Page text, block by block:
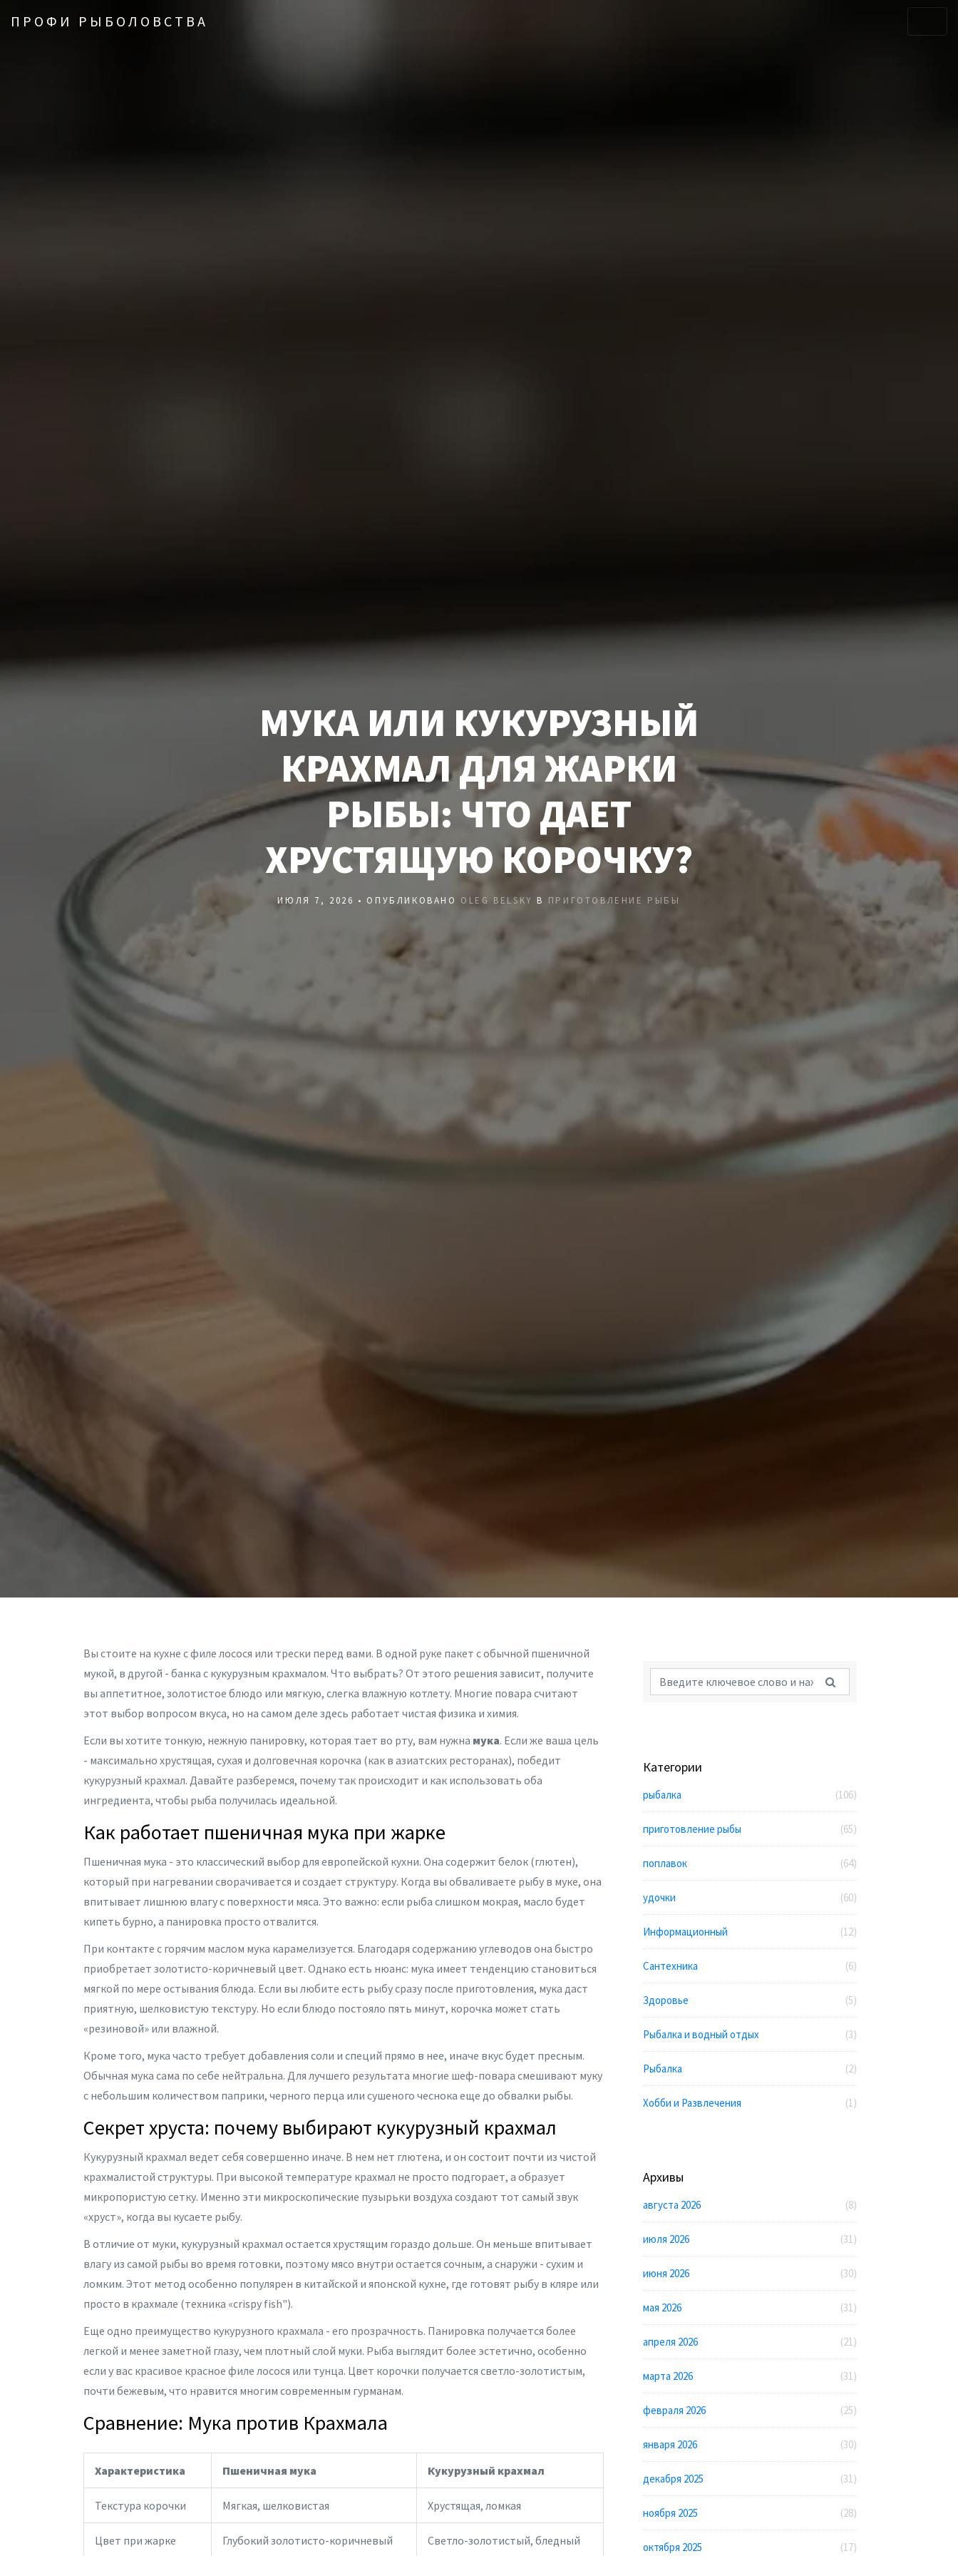
ПРОФИ РЫБОЛОВСТВА
МУКА ИЛИ КУКУРУЗНЫЙ
КРАХМАЛ ДЛЯ ЖАРКИ
РЫБЫ: ЧТО ДАЕТ
ХРУСТЯЩУЮ КОРОЧКУ?
ИЮЛЯ 7, 2026 • ОПУБЛИКОВАНО OLEG BELSKY В ПРИГОТОВЛЕНИЕ РЫБЫ
Вы стоите на кухне с филе лосося или трески перед вами. В одной руке пакет с обычной пшеничной
мукой, в другой - банка с кукурузным крахмалом. Что выбрать? От этого решения зависит, получите
вы аппетитное, золотистое блюдо или мягкую, слегка влажную котлету. Многие повара считают
этот выбор вопросом вкуса, но на самом деле здесь работает чистая физика и химия.
Если вы хотите тонкую, нежную панировку, которая тает во рту, вам нужна мука. Если же ваша цель
- максимально хрустящая, сухая и долговечная корочка (как в азиатских ресторанах), победит
кукурузный крахмал. Давайте разберемся, почему так происходит и как использовать оба
ингредиента, чтобы рыба получилась идеальной.
Как работает пшеничная мука при жарке
Пшеничная мука - это классический выбор для европейской кухни. Она содержит белок (глютен),
который при нагревании сворачивается и создает структуру. Когда вы обваливаете рыбу в муке, она
впитывает лишнюю влагу с поверхности мяса. Это важно: если рыба слишком мокрая, масло будет
кипеть бурно, а панировка просто отвалится.
При контакте с горячим маслом мука карамелизуется. Благодаря содержанию углеводов она быстро
приобретает золотисто-коричневый цвет. Однако есть нюанс: мука имеет тенденцию становиться
мягкой по мере остывания блюда. Если вы любите есть рыбу сразу после приготовления, мука даст
приятную, шелковистую текстуру. Но если блюдо постояло пять минут, корочка может стать
«резиновой» или влажной.
Кроме того, мука часто требует добавления соли и специй прямо в нее, иначе вкус будет пресным.
Обычная мука сама по себе нейтральна. Для лучшего результата многие шеф-повара смешивают муку
с небольшим количеством паприки, черного перца или сушеного чеснока еще до обвалки рыбы.
Секрет хруста: почему выбирают кукурузный крахмал
Кукурузный крахмал ведет себя совершенно иначе. В нем нет глютена, и он состоит почти из чистой
крахмалистой структуры. При высокой температуре крахмал не просто подгорает, а образует
микропористую сетку. Именно эти микроскопические пузырьки воздуха создают тот самый звук
«хруст», когда вы кусаете рыбу.
В отличие от муки, кукурузный крахмал остается хрустящим гораздо дольше. Он меньше впитывает
влагу из самой рыбы во время готовки, поэтому мясо внутри остается сочным, а снаружи - сухим и
ломким. Этот метод особенно популярен в китайской и японской кухне, где готовят рыбу в кляре или
просто в крахмале (техника «crispy fish").
Еще одно преимущество кукурузного крахмала - его прозрачность. Панировка получается более
легкой и менее заметной глазу, чем плотный слой муки. Рыба выглядит более эстетично, особенно
если у вас красивое красное филе лосося или тунца. Цвет корочки получается светло-золотистым,
почти бежевым, что нравится многим современным гурманам.
Сравнение: Мука против Крахмала
Характеристика Пшеничная мука Кукурузный крахмал
Текстура корочки Мягкая, шелковистая Хрустящая, ломкая
Цвет при жарке Глубокий золотисто-коричневый Светло-золотистый, бледный
Категории
рыбалка (106)
приготовление рыбы (65)
поплавок (64)
удочки (60)
Информационный (12)
Сантехника (6)
Здоровье (5)
Рыбалка и водный отдых (3)
Рыбалка (2)
Хобби и Развлечения (1)
Архивы
августа 2026 (8)
июля 2026 (31)
июня 2026 (30)
мая 2026 (31)
апреля 2026 (21)
марта 2026 (31)
февраля 2026 (25)
января 2026 (30)
декабря 2025 (31)
ноября 2025 (28)
октября 2025 (17)